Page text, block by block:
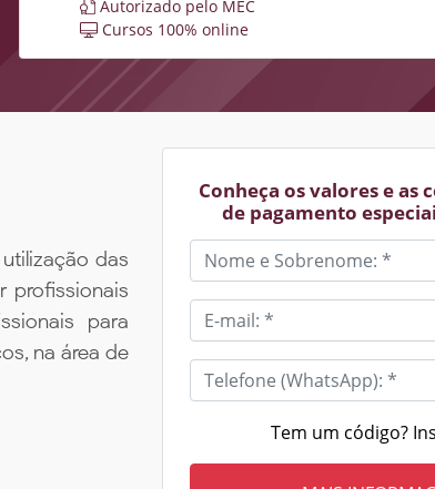
Autorizado pelo MEC
Cursos 100% online
das
profissionais
para
na área de
Conheça os valores e as
de pagamento
Tem um código?